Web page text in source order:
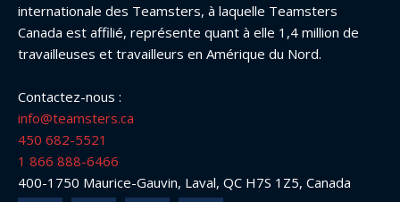
internationale des Teamsters, à laquelle Teamsters
Canada est affilié, représente quant à elle 1,4 million de
travailleuses et travailleurs en Amérique du Nord.
Contactez-nous :
info@teamsters.ca
450 682-5521
1 866 888-6466
400-1750 Maurice-Gauvin, Laval, QC H7S 1Z5, Canada